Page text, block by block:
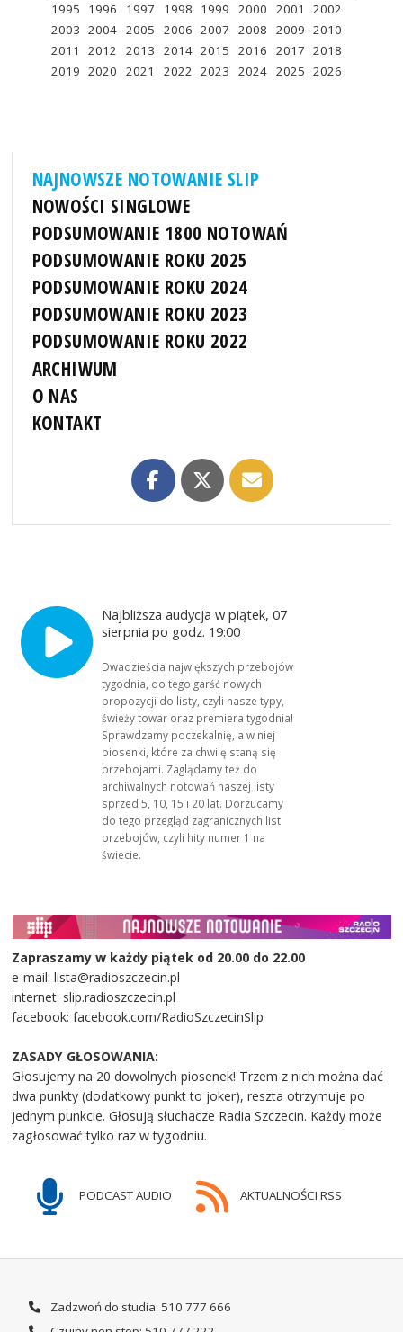
1995 1996 1997 1998 1999 2000 2001
2002
2003 2004 2005 2006 2007 2008 2009 2010
2011
2012 2013 2014 2015 2016 2017 2018
2019 2020 2021 2022 2023 2024 2025 2026
NAJNOWSZE NOTOWANIE SLIP
NOWOŚCI SINGLOWE
PODSUMOWANIE 1800 NOTOWAŃ
PODSUMOWANIE ROKU 2025
PODSUMOWANIE ROKU 2024
PODSUMOWANIE ROKU 2023
PODSUMOWANIE ROKU 2022
ARCHIWUM
O NAS
KONTAKT
Najbliższa audycja w piątek, 07
sierpnia po godz. 19:00
Dwadzieścia największych przebojów
tygodnia, do tego garść nowych
propozycji do listy, czyli nasze typy,
świeży towar oraz premiera tygodnia!
Sprawdzamy poczekalnię, a w niej
piosenki, które za chwilę staną się
przebojami. Zaglądamy też do
archiwalnych notowań naszej listy
sprzed 5, 10, 15 i 20 lat. Dorzucamy
do tego przegląd zagranicznych list
przebojów, czyli hity numer 1 na
świecie.
Zapraszamy w każdy piątek od 20.00 do 22.00
e-mail: lista@radioszczecin.pl
internet: slip.radioszczecin.pl
facebook: facebook.com/RadioSzczecinSlip
ZASADY GŁOSOWANIA:
Głosujemy na 20 dowolnych piosenek! Trzem z nich można dać
dwa punkty (dodatkowy punkt to joker), reszta otrzymuje po
jednym punkcie. Głosują słuchacze Radia Szczecin. Każdy może
zagłosować tylko raz w tygodniu.
PODCAST AUDIO AKTUALNOŚCI RSS
Zadzwoń do studia: 510 777 666